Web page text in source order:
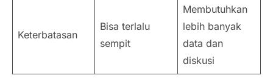
Keterbatasan
Bisa terlalu
sempit
Membutuhkan
lebih banyak
data dan
diskusi